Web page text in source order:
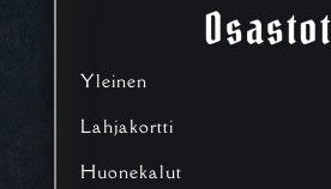
Osastot
Yleinen
Lahjakortti
Huonekalut